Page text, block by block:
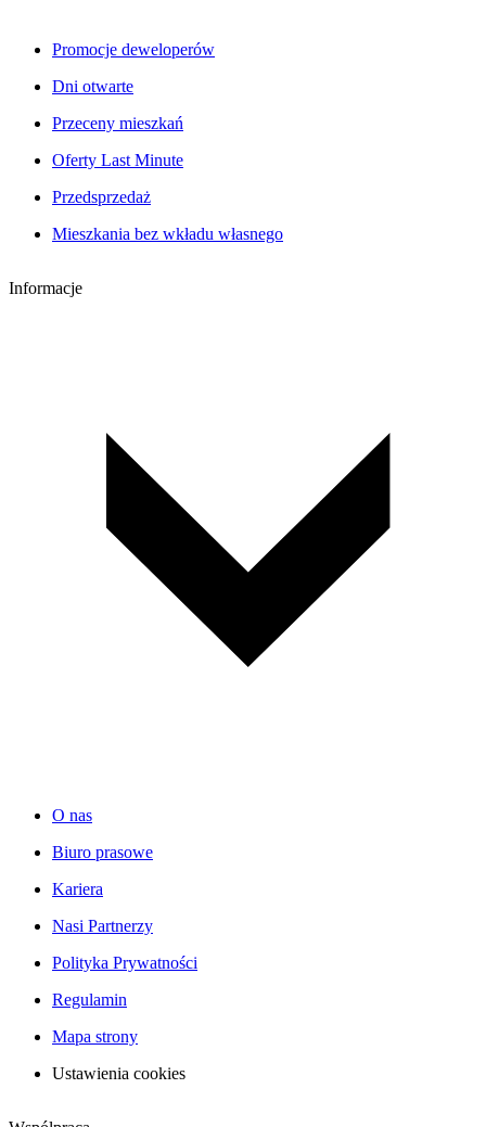
Promocje deweloperów
Dni otwarte
Przeceny mieszkań
Oferty Last Minute
Przedsprzedaż
Mieszkania bez wkładu własnego
Informacje
O nas
Biuro prasowe
Kariera
Nasi Partnerzy
Polityka Prywatności
Regulamin
Mapa strony
Ustawienia cookies